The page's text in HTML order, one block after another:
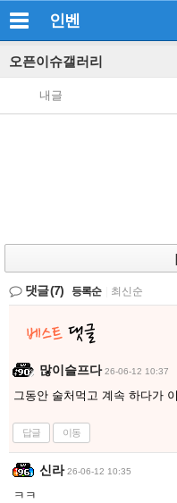
인벤
오픈이슈갤러리
내글
댓글(7) 등록순 최신순
많이슬프다 26-06-12 10:37
그동안 술처먹고 계속 하다가
답글 이동
신라 26-06-12 10:35
ㅋㅋ